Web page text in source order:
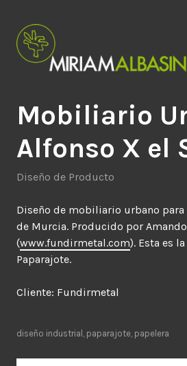
contenido
Estudio Miriam
Mobiliario
Alfonso X el
Diseño de Producto
Diseño de mobiliario urbano para
de Murcia. Producido por
(www.fundirmetal.com). Esta es
Paparajote.
Cliente: Fundirmetal
diseño industrial paparajote papelera